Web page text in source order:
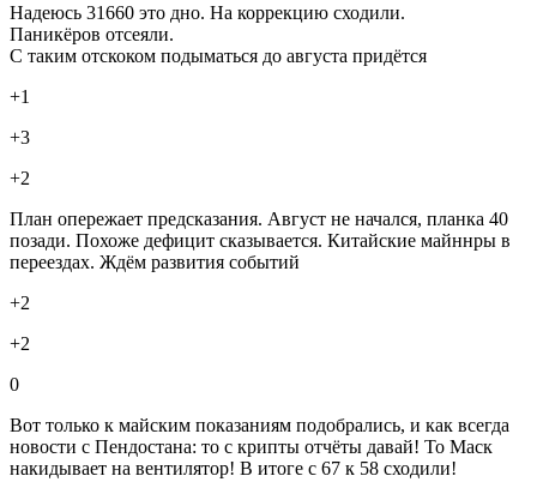
Надеюсь 31660 это дно. На коррекцию сходили.
Паникёров отсеяли.
С таким отскоком подыматься до августа придётся
+1
+3
+2
План опережает предсказания. Август не начался, планка 40
позади. Похоже дефицит сказывается. Китайские майннры в
переездах. Ждём развития событий
+2
+2
0
Вот только к майским показаниям подобрались, и как всегда
новости с Пендостана: то с крипты отчёты давай! То Маск
накидывает на вентилятор! В итоге с 67 к 58 сходили!